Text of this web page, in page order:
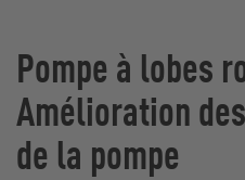
Pompe à lobes
Amélioration
de la pompe